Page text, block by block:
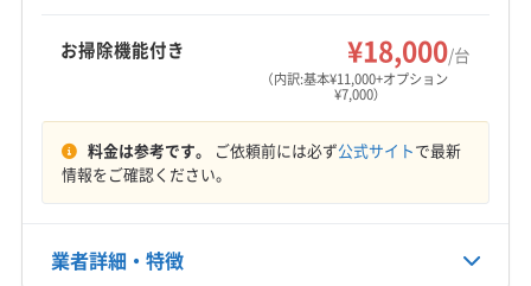
定休日
日
0885-38-6486
お掃除機能付き ¥18,000/台
（内訳:基本¥11,000+オプション
¥7,000）
料金は参考です。 ご依頼前には必ず公式サイトで最新
情報をご確認ください。
業者詳細・特徴